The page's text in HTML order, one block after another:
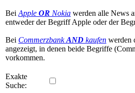
Bei Apple OR Nokia werden alle News
entweder der Begriff Apple oder der
Bei CommerzbankAND kaufen werden
angezeigt, in denen beide Begriffe
vorkommen.
Exakte
Suche: